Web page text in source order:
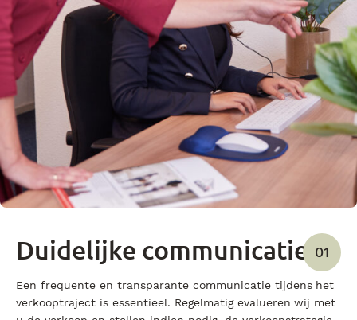
01
Duidelijke communicatie
Een frequente en transparante communicatie tijdens het
verkooptraject is essentieel. Regelmatig evalueren wij met